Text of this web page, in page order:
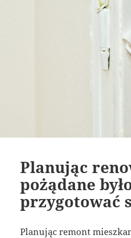
Planując
pożądane
przygotować
Planując remont